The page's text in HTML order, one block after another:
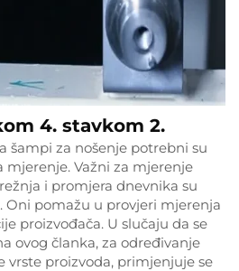
4. stavkom 2.
šampi za nošenje potrebni su
Važni za mjerenje
i promjera dnevnika su
pomažu u provjeri mjerenja
proizvođača. U slučaju da se
ovog članka, za određivanje
vrste proizvoda, primjenjuje se